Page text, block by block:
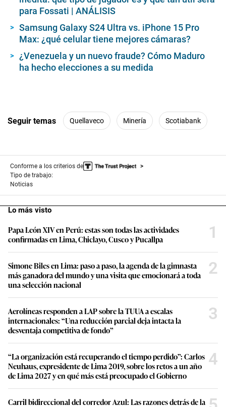
para Fossati | ANÁLISIS
Samsung Galaxy S24 Ultra vs. iPhone 15 Pro
Max: ¿qué celular tiene mejores cámaras?
¿Venezuela y un nuevo fraude? Cómo Maduro
ha hecho elecciones a su medida
Seguir temas Quellaveco Minería Scotiabank
Conforme a los criterios de
Tipo de trabajo:
Noticias
Lo más visto
Papa León XIV en Perú: estas son todas las actividades
confirmadas en Lima, Chiclayo, Cusco y Pucallpa
1
Simone Biles en Lima: paso a paso, la agenda de la gimnasta
más ganadora del mundo y una visita que emocionará a toda
una selección nacional
2
Aerolíneas responden a LAP sobre la TUUA a escalas
internacionales: “Una reducción parcial deja intacta la
desventaja competitiva de fondo”
3
“La organización está recuperando el tiempo perdido”: Carlos
Neuhaus, expresidente de Lima 2019, sobre los retos a un año
de Lima 2027 y en qué más está preocupado el Gobierno
4
Carril bidireccional del corredor Azul: Las razones detrás de la